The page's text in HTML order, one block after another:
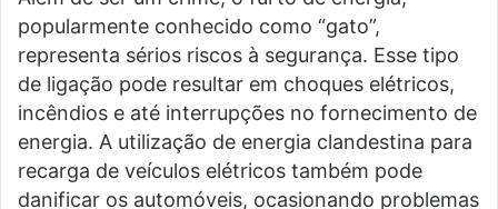
popularmente conhecido como “gato”,
representa sérios riscos à segurança. Esse tipo
de ligação pode resultar em choques elétricos,
incêndios e até interrupções no fornecimento de
energia. A utilização de energia clandestina para
recarga de veículos elétricos também pode
danificar os automóveis, ocasionando problemas